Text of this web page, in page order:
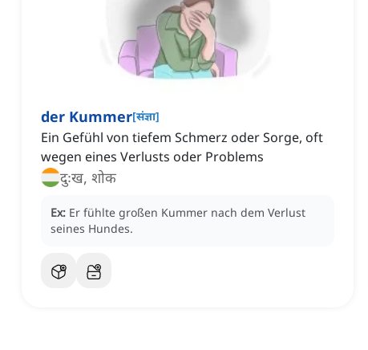
der Kummer[संज्ञा]
Ein Gefühl von tiefem Schmerz oder Sorge, oft
wegen eines Verlusts oder Problems
दुःख, शोक
Ex: Er fühlte großen Kummer nach dem Verlust
seines Hundes.